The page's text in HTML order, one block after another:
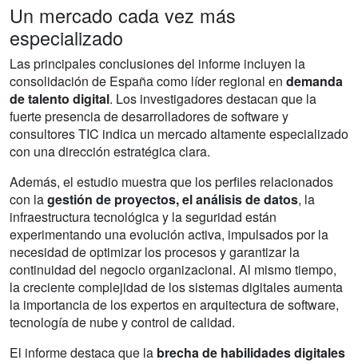
Un mercado cada vez más
especializado
Las principales conclusiones del informe incluyen la
consolidación de España como líder regional en demanda
de talento digital. Los investigadores destacan que la
fuerte presencia de desarrolladores de software y
consultores TIC indica un mercado altamente especializado
con una dirección estratégica clara.
Además, el estudio muestra que los perfiles relacionados
con lagestión de proyectos, el análisis de datos, la
infraestructura tecnológica y la seguridad están
experimentando una evolución activa, impulsados por la
necesidad de optimizar los procesos y garantizar la
continuidad del negocio organizacional. Al mismo tiempo,
la creciente complejidad de los sistemas digitales aumenta
la importancia de los expertos en arquitectura de software,
tecnología de nube y control de calidad.
El informe destaca que la brecha de habilidades digitales